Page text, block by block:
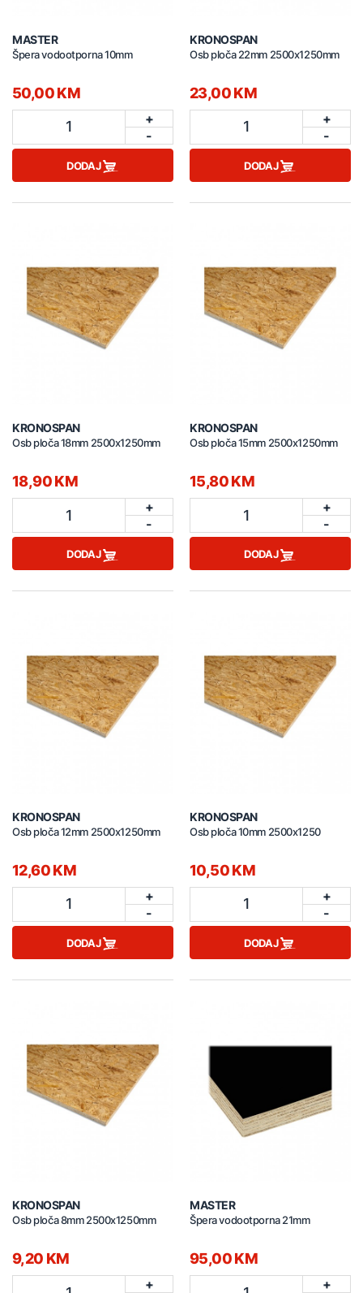
MASTER
Špera vodootporna 10mm
50,00 KM
1
+
-
DODAJ
KRONOSPAN
Osb ploča 22mm 2500x1250mm
23,00 KM
1
+
-
DODAJ
KRONOSPAN
Osb ploča 18mm 2500x1250mm
18,90 KM
1
+
-
DODAJ
KRONOSPAN
Osb ploča 15mm 2500x1250mm
15,80 KM
1
+
-
DODAJ
KRONOSPAN
Osb ploča 12mm 2500x1250mm
12,60 KM
1
+
-
DODAJ
KRONOSPAN
Osb ploča 10mm 2500x1250
10,50 KM
1
+
-
DODAJ
KRONOSPAN
Osb ploča 8mm 2500x1250mm
9,20 KM
+
MASTER
Špera vodootporna 21mm
95,00 KM
+